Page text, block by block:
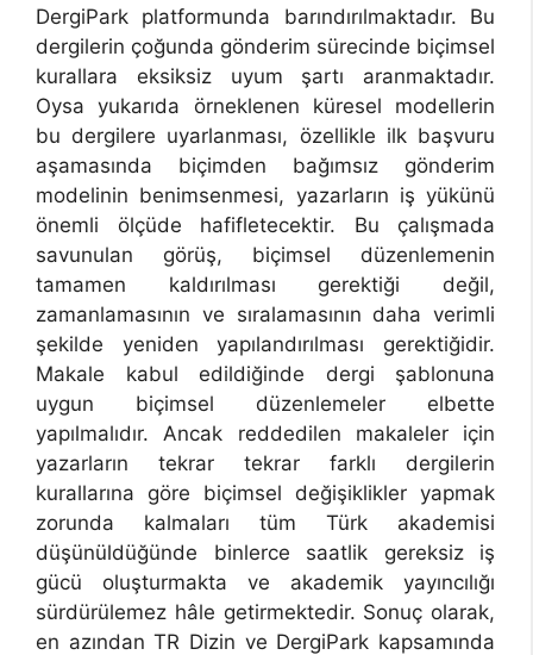
DergiPark platformunda barındırılmaktadır. Bu
dergilerin çoğunda gönderim sürecinde biçimsel
kurallara eksiksiz uyum şartı aranmaktadır.
Oysa yukarıda örneklenen küresel modellerin
bu dergilere uyarlanması, özellikle ilk başvuru
aşamasında biçimden bağımsız gönderim
modelinin benimsenmesi, yazarların iş yükünü
önemli ölçüde hafifletecektir. Bu çalışmada
savunulan görüş, biçimsel düzenlemenin
tamamen kaldırılması gerektiği değil,
zamanlamasının ve sıralamasının daha verimli
şekilde yeniden yapılandırılması gerektiğidir.
Makale kabul edildiğinde dergi şablonuna
uygun biçimsel düzenlemeler elbette
yapılmalıdır. Ancak reddedilen makaleler için
yazarların tekrar tekrar farklı dergilerin
kurallarına göre biçimsel değişiklikler yapmak
zorunda kalmaları tüm Türk akademisi
düşünüldüğünde binlerce saatlik gereksiz iş
gücü oluşturmakta ve akademik yayıncılığı
sürdürülemez hâle getirmektedir. Sonuç olarak,
en azından TR Dizin ve DergiPark kapsamında